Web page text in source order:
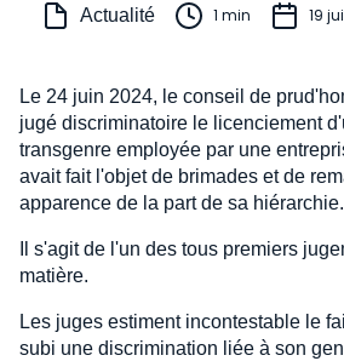
Actualité 1 min 19
Le 24 juin 2024, le conseil de
jugé discriminatoire le licenciement
transgenre employée par une
avait fait l'objet de brimades et de
apparence de la part de sa hiérarchie.
Il s'agit de l'un des tous premiers
matière.
Les juges estiment incontestable le
subi une discrimination liée à son